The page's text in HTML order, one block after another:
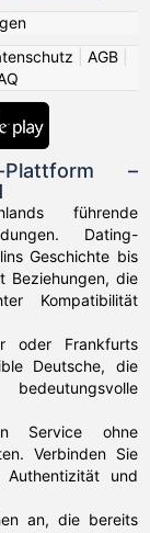
AGB
Plattform –
führende
Dating-
Geschichte bis
Beziehungen, die
Kompatibilität
oder Frankfurts
Deutsche, die
Service ohne
Verbinden Sie
und
an, die bereits